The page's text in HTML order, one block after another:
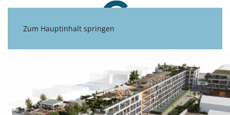
Zum Hauptinhalt springen